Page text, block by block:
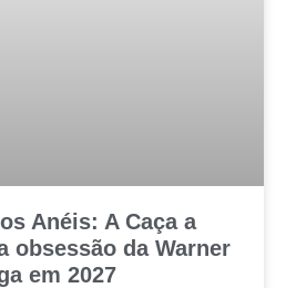
Anéis: A Caça a
obsessão da Warner
em 2027